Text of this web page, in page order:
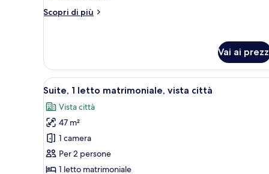
Scopri di più
Altri
Vai ai
Apri
tutte
le
foto
per
Suite,
1
Un soggiorno moderno con
6
Suite, 1 letto matrimoniale, vista città
Vista città
47 m²
1 camera
Per 2 persone
1 letto matrimoniale